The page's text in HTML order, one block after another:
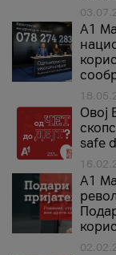
A1
Овој
safe
А1